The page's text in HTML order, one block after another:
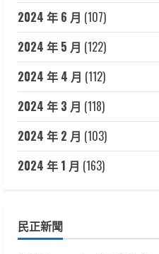
2024 年 6 月 (107)
2024 年 5 月 (122)
2024 年 4 月 (112)
2024 年 3 月 (118)
2024 年 2 月 (103)
2024 年 1 月 (163)
民正新聞